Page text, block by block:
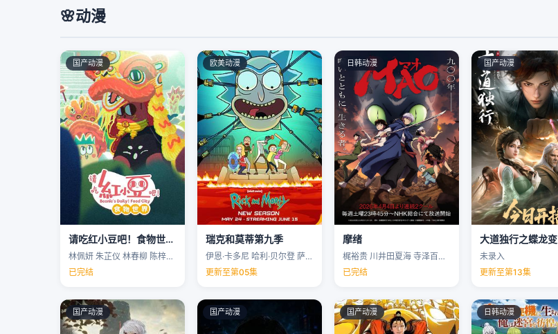
🌸动漫
国产动漫
请吃红小豆吧！食物世界第一季
林佩妍 朱芷仪 林春柳 陈梓聪 …
已完结
欧美动漫
瑞克和莫蒂第九季
伊恩·卡多尼 哈利·贝尔登 萨拉·乔克 克里斯·帕内尔 …
更新至第05集
日韩动漫
摩绪
梶裕贵 川井田夏海 寺泽百花 下野纮 …
已完结
国产动漫
大道独行之蝶龙变
未录入
更新至第13集
国产动漫 国产动漫 国产动漫 日韩动漫